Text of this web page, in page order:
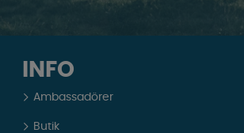
INFO
Ambassadörer
Butik